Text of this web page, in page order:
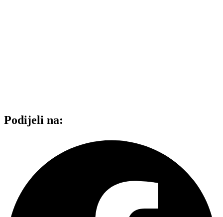
Podijeli na: